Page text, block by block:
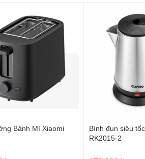
định nguồn điện cho thiết bị nhạy cảm
còn cung cấp sóng sine chuẩn giúp
hình LCD trực
được trang bị màn hình Graphic
trạng hoạt động
báo nguồn điện
Bánh Mì Xiaomi
Bình đun siêu
RK2015-2